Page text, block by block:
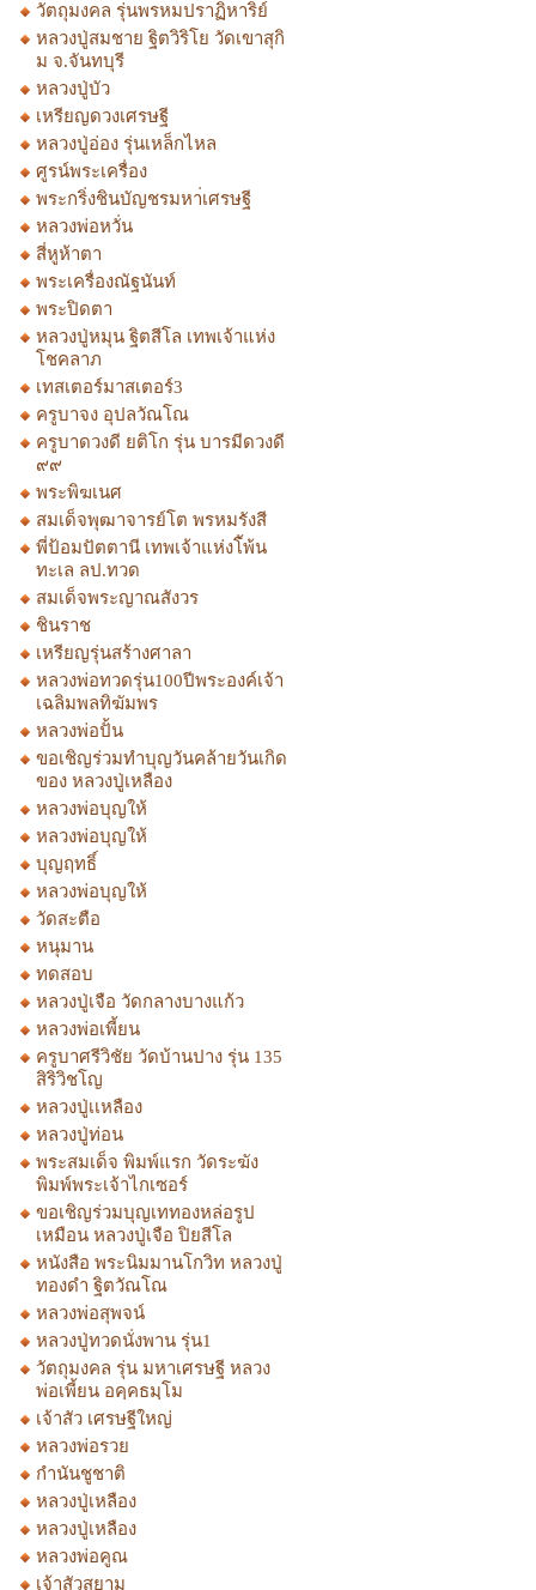
วัตถุมงคล รุ่นพรหมปราฏิหาริย์
หลวงปู่สมชาย ฐิตวิริโย วัดเขาสุกิ
ม จ.จันทบุรี
หลวงปู่บัว
เหรียญดวงเศรษฐี
หลวงปู่อ่อง รุ่นเหล็กไหล
ศูรน์พระเครื่อง
พระกริ่งชินบัญชรมหา่เศรษฐี
หลวงพ่อหวั่น
สี่หูห้าตา
พระเครื่องณัฐนันท์
พระปิดตา
หลวงปู่หมุน ฐิตสีโล เทพเจ้าแห่ง
โชคลาภ
เทสเตอร์มาสเตอร์3
ครูบาจง อุปลวัณโณ
ครูบาดวงดี ยติโก รุ่น บารมีดวงดี
๙๙
พระพิฆเนศ
สมเด็จพุฒาจารย์โต พรหมรังสี
พี่ป้อมปัตตานี เทพเจ้าแห่งโ้พ้น
ทะเล ลป.ทวด
สมเด็จพระญาณสังวร
ชินราช
เหรียญรุ่นสร้างศาลา
หลวงพ่อทวดรุ่น100ปีพระองค์เจ้า
เฉลิมพลทิฆัมพร
หลวงพ่อปั้น
ขอเชิญร่วมทำบุญวันคล้ายวันเกิด
ของ หลวงปู่เหลือง
หลวงพ่อบุญให้
หลวงพ่อบุญให้
บุญฤทธิ์
หลวงพ่อบุญให้
วัดสะตือ
หนุมาน
ทดสอบ
หลวงปู่เจือ วัดกลางบางแก้ว
หลวงพ่อเพี้ยน
ครูบาศรีวิชัย วัดบ้านปาง รุ่น 135
สิริวิชโญ
หลวงปู่เเหลือง
หลวงปู่ท่อน
พระสมเด็จ พิมพ์แรก วัดระฆัง
พิมพ์พระเจ้าไกเซอร์
ขอเชิญร่วมบุญเททองหล่อรูป
เหมือน หลวงปู่เจือ ปิยสีโล
หนังสือ พระนิมมานโกวิท หลวงปู่
ทองดำ ฐิตวัณโณ
หลวงพ่อสุพจน์
หลวงปู่ทวดนั่งพาน รุ่น1
วัตถุมงคล รุ่น มหาเศรษฐี หลวง
พ่อเพี้ยน อคฺคธมฺโม
เจ้าสัว เศรษฐีใหญ่
หลวงพ่อรวย
กำนันชูชาติ
หลวงปู่เหลือง
หลวงปู่เหลือง
หลวงพ่อคูณ
เจ้าสัวสยาม